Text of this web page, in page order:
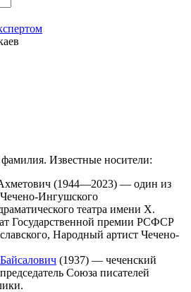
Известные носители:
(1944—2023) — один из
Ингушского
театра имени Х.
Государственной премии РСФСР
Народный артист Чечено-
(1937) — чеченский
Союза писателей